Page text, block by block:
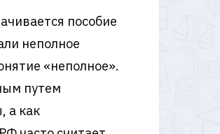
пособие
неполное
«неполное».
путем
а как